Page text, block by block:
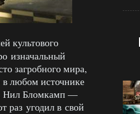
культового
изначальный
загробного мира,
в любом источнике
Нил Бломкамп —
раз угодил в свой